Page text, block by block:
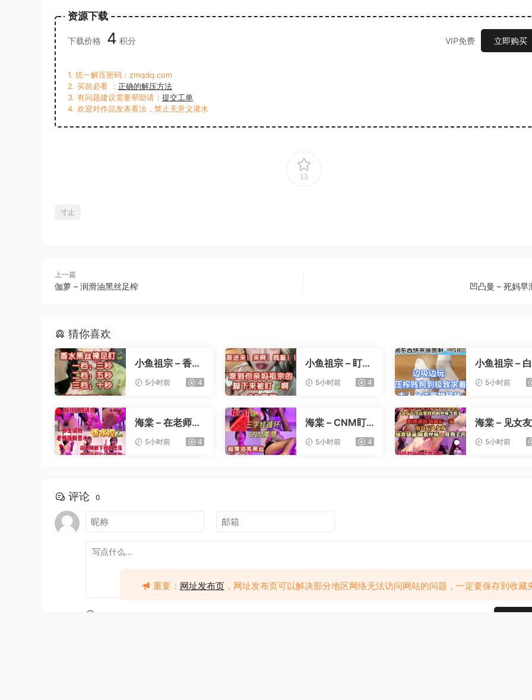
资源下载
下载价格 4 积分 VIP免费 立即购买
1. 统一解压密码：zmqdq.com
2. 买前必看 ： 正确的解压方法
3. 有问题建议需要帮助请： 提交工单
4. 欢迎对作品发表看法，禁止无意义灌水
13
寸止
上一篇
伽萝 – 润滑油黑丝足榨 凹凸曼 – 死妈早
猜你喜欢
小鱼祖宗 – 香水
黑丝裸足盯射
5小时前 4
小鱼祖宗 – 盯射
5小时前 4
小鱼祖宗 –
5小时前
海棠 – 在老师办
5小时前 4
海棠 – CNM盯
5小时前 4
海棠 – 见女
5小时前
评论 0
重要： 网址发布页，网址发布页可以解决部分地区网络无法访问网站的问题，一定要保存到收藏